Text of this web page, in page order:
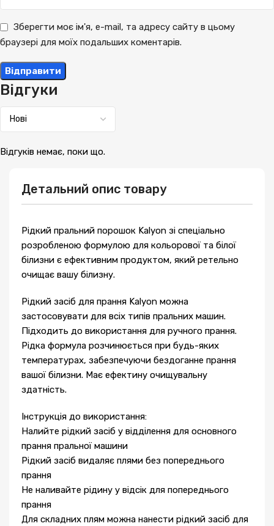
Детальний опис товару
Рідкий пральний порошок Kalyon зі спеціально
розробленою формулою для кольорової та білої
білизни є ефективним продуктом, який ретельно
очищає вашу білизну.
Рідкий засіб для прання Kalyon можна
застосовувати для всіх типів пральних машин.
Підходить до використання для ручного прання.
Рідка формула розчинюється при будь-яких
температурах, забезпечуючи бездоганне прання
вашої білизни. Має ефектину очищувальну
здатність.
Інструкція до використання:
Налийте рідкий засіб у відділення для основного
прання пральної машини
Рідкий засіб видаляє плями без попереднього
прання
Не наливайте рідину у відсік для попереднього
прання
Для складних плям можна нанести рідкий засіб для
Відгуки
Відгуків немає, поки що.
Зберегти моє ім'я, e-mail, та адресу сайту в цьому
браузері для моїх подальших коментарів.